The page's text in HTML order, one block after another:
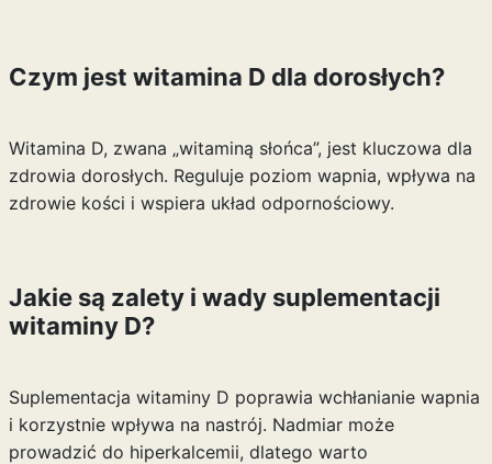
Czym jest witamina D dla dorosłych?
Witamina D, zwana „witaminą słońca”, jest kluczowa dla
zdrowia dorosłych. Reguluje poziom wapnia, wpływa na
zdrowie kości i wspiera układ odpornościowy.
Jakie są zalety i wady suplementacji
witaminy D?
Suplementacja witaminy D poprawia wchłanianie wapnia
i korzystnie wpływa na nastrój. Nadmiar może
prowadzić do hiperkalcemii, dlatego warto